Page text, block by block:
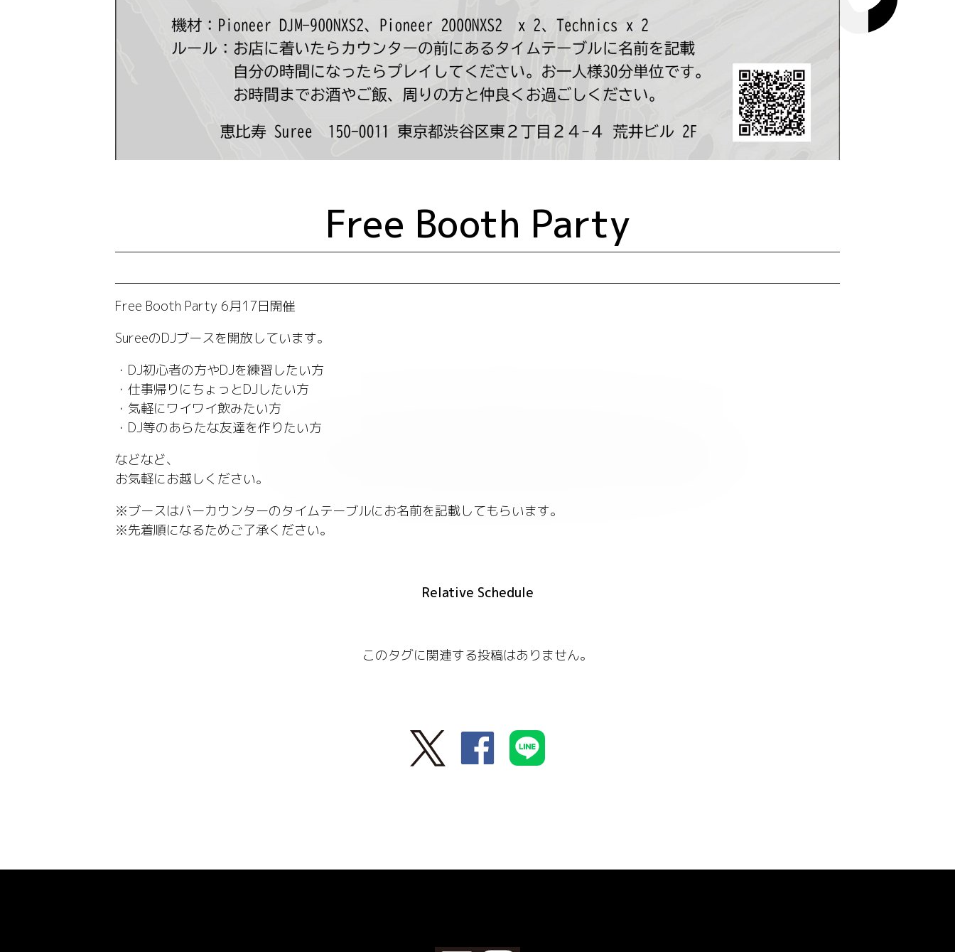
Free Booth Party
Free Booth Party 6月17日開催
SureeのDJブースを開放しています。
・DJ初心者の方やDJを練習したい方
・仕事帰りにちょっとDJしたい方
・気軽にワイワイ飲みたい方
・DJ等のあらたな友達を作りたい方
などなど、
お気軽にお越しください。
※ブースはバーカウンターのタイムテーブルにお名前を記載してもらいます。
※先着順になるためご了承ください。
Relative Schedule
このタグに関連する投稿はありません。